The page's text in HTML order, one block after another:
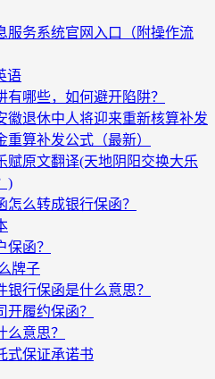
服务系统官网入口（附操作流
语
有哪些，如何避开陷阱？
徽退休中人将迎来重新核算补发
重算补发公式（最新）
赋原文翻译(天地阴阳交换大乐
)
么转成银行保函？
函？
牌子
银行保函是什么意思？
开履约保函？
意思？
式保证承诺书